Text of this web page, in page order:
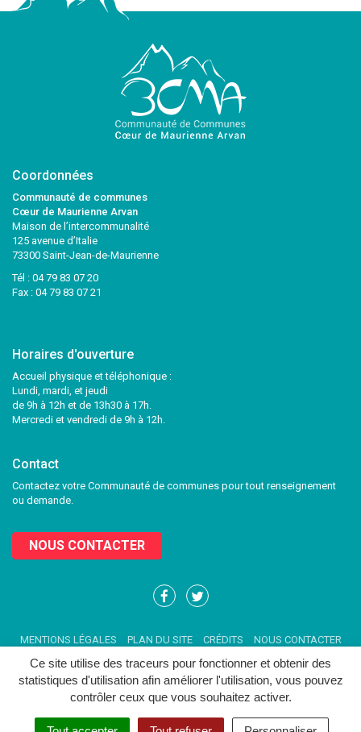
Ce site utilise des traceurs pour fonctionner et obtenir des
statistiques d'utilisation afin améliorer l'utilisation, vous pouvez
contrôler ceux que vous souhaitez activer.
Coordonnées
Communauté de communes
Cœur de Maurienne Arvan
Maison de l’intercommunalité
125 avenue d’Italie
73300 Saint-Jean-de-Maurienne
Tél : 04 79 83 07 20
Fax : 04 79 83 07 21
Horaires d'ouverture
Accueil physique et téléphonique :
Lundi, mardi, et jeudi
de 9h à 12h et de 13h30 à 17h.
Mercredi et vendredi de 9h à 12h.
Contact
Contactez votre Communauté de communes pour tout renseignement
ou demande.
NOUS CONTACTER
Lien
compte
Facebook
Lien
compte
Twitter
MENTIONS LÉGALES PLAN DU SITE CRÉDITS NOUS CONTACTER